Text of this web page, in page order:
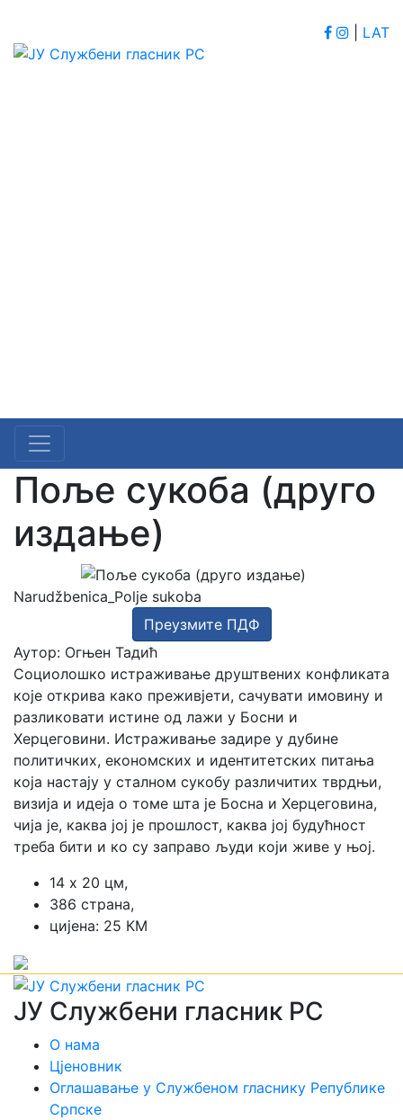
LAT
Поље сукоба (друго
издање)
Narudžbenica_Polje sukoba
Преузмите ПДФ
Аутор: Огњен Тадић
Социолошко истраживање друштвених конфликата
које открива како преживјети, сачувати имовину и
разликовати истине од лажи у Босни и
Херцеговини. Истраживање задире у дубине
политичких, економских и идентитетских питања
која настају у сталном сукобу различитих тврдњи,
визија и идеја о томе шта је Босна и Херцеговина,
чија је, каква јој је прошлост, каква јој будућност
треба бити и ко су заправо људи који живе у њој.
14 х 20 цм,
386 страна,
цијена: 25 КМ
ЈУ Службени гласник РС
О нама
Цјеновник
Оглашавање у Службеном гласнику Републике
Српске